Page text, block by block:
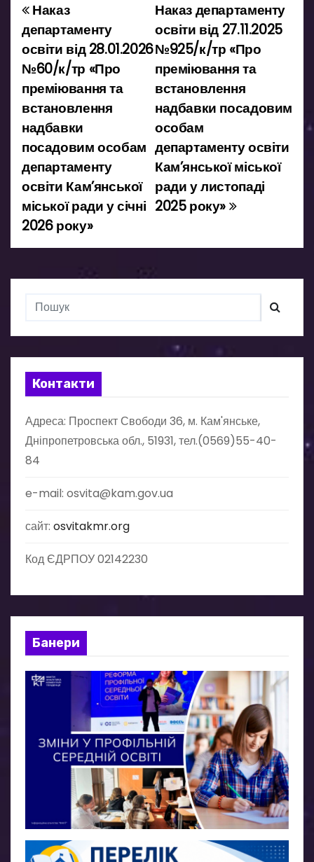
Н
а
в
і
г
а
ц
і
я
з
п
и
с
і
в
Наказ департаменту
освіти від 27.11.2025
№925/к/тр «Про
преміювання та
встановлення
надбавки посадовим
особам
департаменту освіти
Кам’янської міської
ради у листопаді
2025 року»
Наказ
департаменту
освіти від 28.01.2026
№60/к/тр «Про
преміювання та
встановлення
надбавки
посадовим особам
департаменту
освіти Кам’янської
міської ради у січні
2026 року»
Контакти
Адреса: Проспект Свободи 36, м. Кам'янське,
Дніпропетровська обл., 51931, тел.(0569)55-40-
84
e-mail: osvita@kam.gov.ua
сайт: osvitakmr.org
Код ЄДРПОУ 02142230
Банери